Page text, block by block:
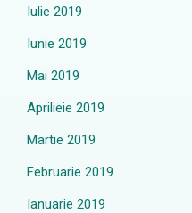
Iulie 2019
Iunie 2019
Mai 2019
Aprilieie 2019
Martie 2019
Februarie 2019
Ianuarie 2019